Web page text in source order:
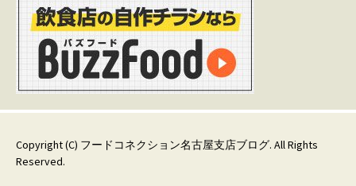
Copyright (C) フードコネクション名古屋支店ブログ. All Rights
Reserved.